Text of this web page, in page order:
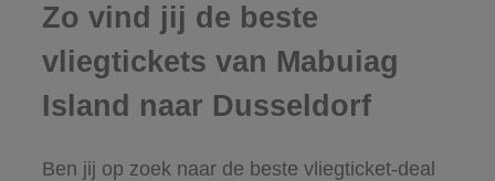
Zo vind jij de beste
vliegtickets van Mabuiag
Island naar Dusseldorf
Ben jij op zoek naar de beste vliegticket-deal